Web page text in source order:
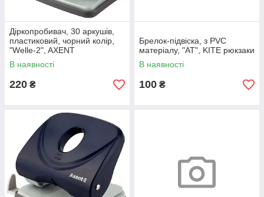
Діркопробивач, 30 аркушів,
пластиковий, чорний колір,
"Welle-2", AXENT
В наявності
220 ₴
Брелок-підвіска, з PVC
матеріалу, "AT", KITE рюкзаки
В наявності
100 ₴